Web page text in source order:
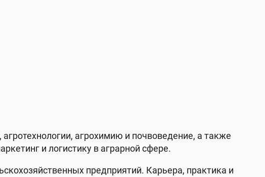
агрохимию и почвоведение, а также
и логистику в аграрной сфере.
предприятий. Карьера, практика и